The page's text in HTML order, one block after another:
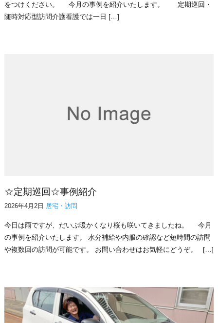
をつけください。 今月の事例を紹介いたします。 定期巡回・
随時対応型訪問介護看護では一日 […]
☆定期巡回☆事例紹介
2026年4月2日 居宅・訪問
今日は雨ですが、だいぶ暖かくなり桜も咲いてきましたね。 今月
の事例を紹介いたします。 水分補給や内服の確認など短時間の訪問
や複数回の訪問が可能です。 お問い合わせはお気軽にどうぞ。 […]